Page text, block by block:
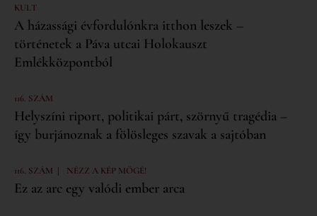
KULT
A házassági évfordulónkra itthon leszek –
történetek a Páva utcai Holokauszt
Emlékközpontból
116. SZÁM
Helyszíni riport, politikai párt, szörnyű tragédia –
így burjánoznak a fölösleges szavak a sajtóban
116. SZÁM | NÉZZ A KÉP MÖGÉ!
Ez az arc egy valódi ember arca